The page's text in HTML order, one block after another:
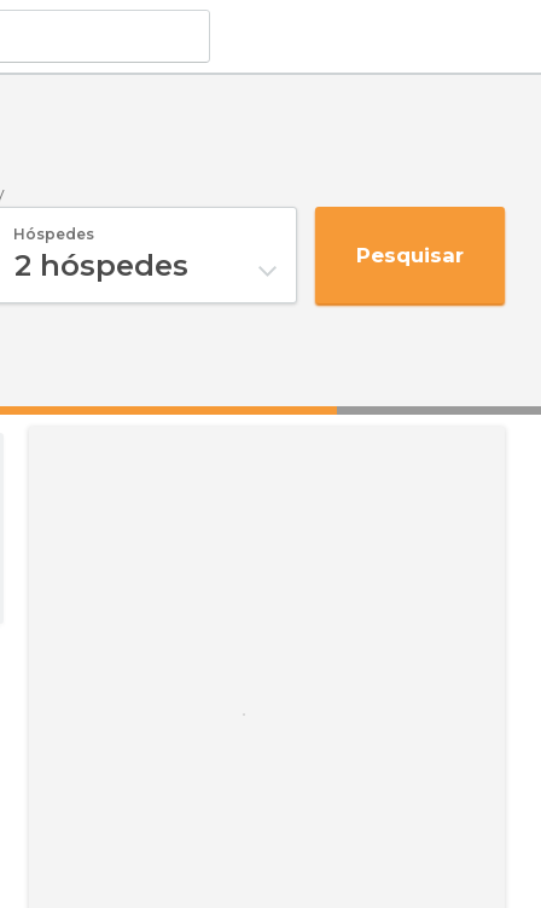
Hóspedes
2 hóspedes Pesquisar